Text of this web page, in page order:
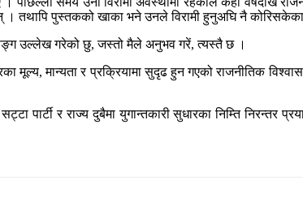
। तथापि पुस्तकको खाका भने उनले विरामी हुनुअघि नै
उल्लेख गरेको छु, जस्तो मैले अनुभव गरें, त्यस्तै छ ।
मूल्य, मान्यता र प्रक्रियामा सुदृढ हुन गएको राजनीतिक
पार्टी र राज्य दुबैमा युगान्तकारी सुधारका निम्ति निरन्तर